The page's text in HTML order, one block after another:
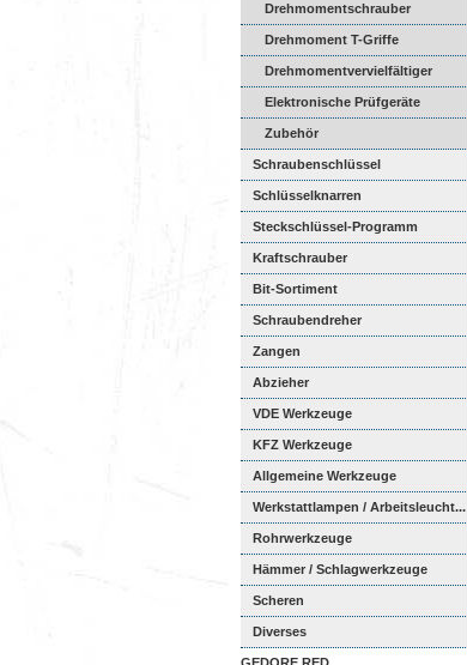
Drehmomentschrauber
Drehmoment T-Griffe
Drehmomentvervielfältiger
Elektronische Prüfgeräte
Zubehör
Schraubenschlüssel
Schlüsselknarren
Steckschlüssel-Programm
Kraftschrauber
Bit-Sortiment
Schraubendreher
Zangen
Abzieher
VDE Werkzeuge
KFZ Werkzeuge
Allgemeine Werkzeuge
Werkstattlampen / Arbeitsleucht...
Rohrwerkzeuge
Hämmer / Schlagwerkzeuge
Scheren
Diverses